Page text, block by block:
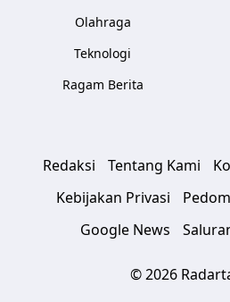
Olahraga
Teknologi
Ragam Berita
Redaksi Tentang Kami
Kebijakan Privasi
Google News
© 2026